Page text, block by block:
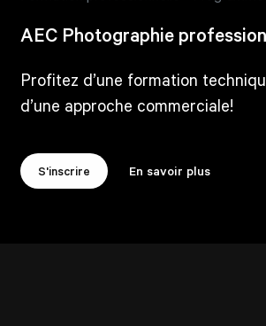
AEC Photographie
Profitez d’une formation
d’une approche commerciale!
S'inscrire En savoir plus